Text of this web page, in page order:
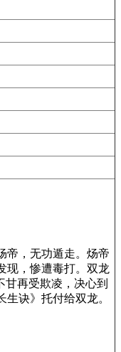
帝，无功遁走。炀帝
现，惨遭毒打。双龙
再受欺凌，决心到
诀》托付给双龙。